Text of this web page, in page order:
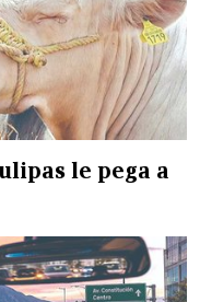
le pega a